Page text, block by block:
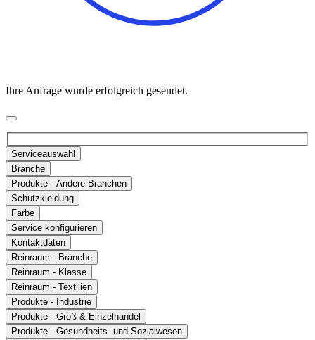
Ihre Anfrage wurde erfolgreich gesendet.
Serviceauswahl
Branche
Produkte - Andere Branchen
Schutzkleidung
Farbe
Service konfigurieren
Kontaktdaten
Reinraum - Branche
Reinraum - Klasse
Reinraum - Textilien
Produkte - Industrie
Produkte - Groß & Einzelhandel
Produkte - Gesundheits- und Sozialwesen